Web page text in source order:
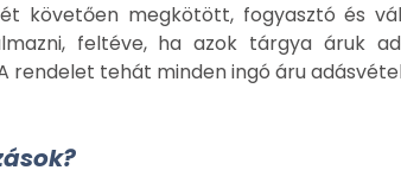
követően megkötött, fogyasztó és
feltéve, ha azok tárgya áruk
rendelet tehát minden ingó áru